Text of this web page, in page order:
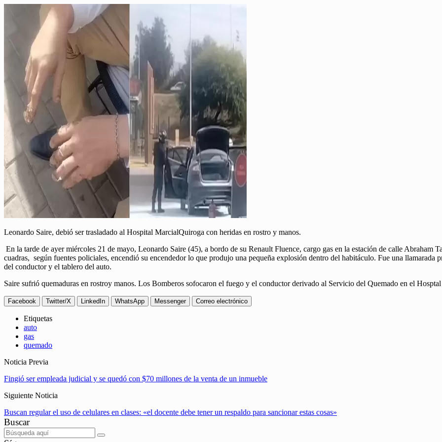
Leonardo Saire, debió ser trasladado al Hospital MarcialQuiroga con heridas en rostro y manos.
En la tarde de ayer miércoles 21 de mayo, Leonardo Saire (45), a bordo de su Renault Fluence, cargo gas en la estación de calle Abraham
cuadras, según fuentes policiales, encendió su encendedor lo que produjo una pequeña explosión dentro del habitáculo. Fue una llamarada
del conductor y el tablero del auto.
Saire sufrió quemaduras en rostroy manos. Los Bomberos sofocaron el fuego y el conductor derivado al Servicio del Quemado en el
Facebook Twitter/X LinkedIn WhatsApp Messenger Correo electrónico
Etiquetas
auto
gas
quemado
Noticia Previa
Fingió ser empleada judicial y se quedó con $70 millones de la venta de un inmueble
Siguiente Noticia
Buscan regular el uso de celulares en clases: «el docente debe tener un respaldo para sancionar estas cosas»
Buscar